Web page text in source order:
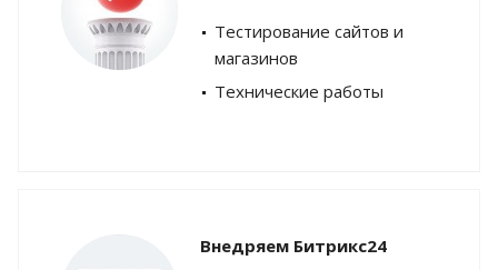
Тестирование сайтов и
магазинов
Технические работы
Внедряем Битрикс24